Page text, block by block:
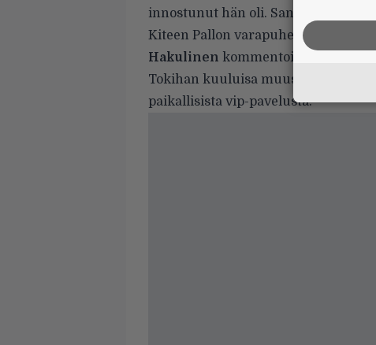
innostunut hän oli. Sanotaanko
Kiteen Pallon varapuheenjohtaja
Hakulinen kommentoi
Tokihan kuuluisa muusikkovieras
paikallisista vip-pavelusta.